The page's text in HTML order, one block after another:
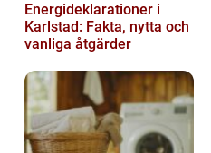
Energideklarationer i
Karlstad: Fakta, nytta och
vanliga åtgärder